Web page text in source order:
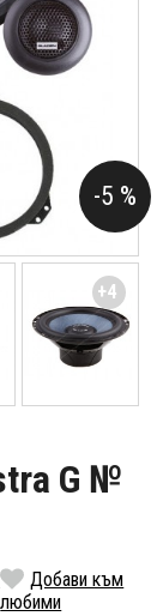
G №
Добави към
любими
-5 %
+4